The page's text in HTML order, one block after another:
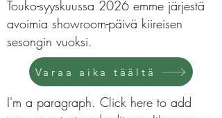
Touko-syyskuussa 2026 emme järjestä
avoimia showroom-päivä kiireisen
sesongin vuoksi.
Varaa aika täältä
I'm a paragraph. Click here to add